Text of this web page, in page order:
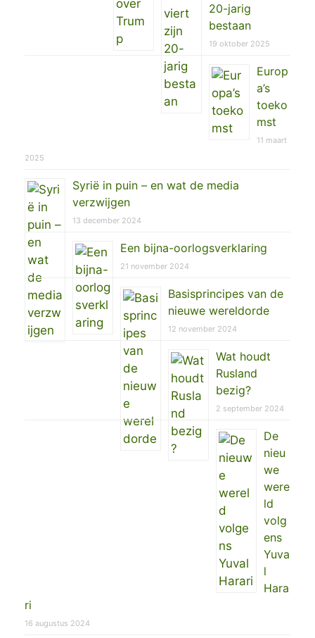
20-jarig
bestaan
19 oktober 2025
Europ
a’s
toeko
mst
11 maart
2025
Syrië in puin – en wat de media
verzwijgen
13 december 2024
Een bijna-oorlogsverklaring
21 november 2024
Basisprincipes van de
nieuwe wereldorde
12 november 2024
Wat houdt
Rusland
bezig?
2 september 2024
De
nieu
we
were
ld
volg
ens
Yuva
l
Hara
ri
16 augustus 2024